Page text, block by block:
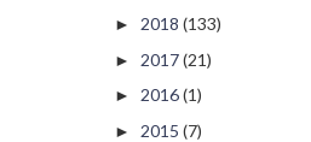
► 2018 (133)
► 2017(21)
► 2016(1)
► 2015 (7)